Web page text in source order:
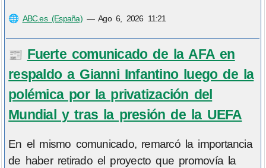
🌐 ABC.es (España)—Ago 6, 2026 11:21
📰 Fuerte comunicado de la AFA en
respaldo a Gianni Infantino luego de la
polémica por la privatización del
Mundial y tras la presión de la UEFA
En el mismo comunicado, remarcó la importancia
de haber retirado el proyecto que promovía la